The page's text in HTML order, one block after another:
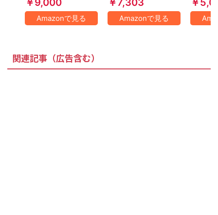
￥9,000
Amazonで見る
￥7,303
Amazonで見る
￥
関連記事（広告含む）